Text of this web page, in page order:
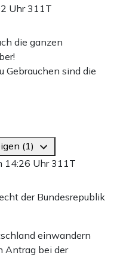
Uhr311T
die ganzen
Gebrauchen sind die
(1)
14:26 Uhr311T
der Bundesrepublik
einwandern
Antrag bei der